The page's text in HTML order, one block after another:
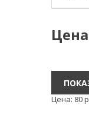
Цена
Цена: 80р